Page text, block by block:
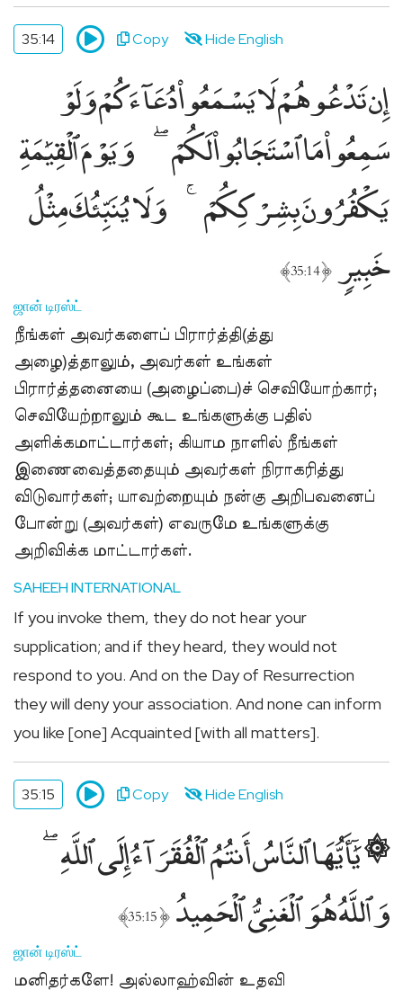
35:14 Copy Hide English
إِن تَدْعُوهُمْ لَا يَسْمَعُوا۟ دُعَآءَكُمْ وَلَوْ
سَمِعُوا۟ مَا ٱسْتَجَابُوا۟ لَكُمْ وَيَوْمَ ٱلْقِيَٰمَةِ
يَكْفُرُونَ بِشِرْكِكُمْ وَلَا يُنَبِّئُكَ مِثْلُ
خَبِيرٍۢ﴿35:14﴾
ஜான் டிரஸ்ட்
நீங்கள் அவர்களைப் பிரார்த்தி(த்து
அழை)த்தாலும், அவர்கள் உங்கள்
பிரார்த்தனையை (அழைப்பை)ச் செவியோற்கார்;
செவியேற்றாலும் கூட உங்களுக்கு பதில்
அளிக்கமாட்டார்கள்; கியாம நாளில் நீங்கள்
இணைவைத்ததையும் அவர்கள் நிராகரித்து
விடுவார்கள்; யாவற்றையும் நன்கு அறிபவனைப்
போன்று (அவர்கள்) எவருமே உங்களுக்கு
அறிவிக்க மாட்டார்கள்.
SAHEEH INTERNATIONAL
If you invoke them, they do not hear your
supplication; and if they heard, they would not
respond to you. And on the Day of Resurrection
they will deny your association. And none can inform
you like [one] Acquainted [with all matters].
35:15 Copy Hide English
۞ يَٰٓأَيُّهَا ٱلنَّاسُ أَنتُمُ ٱلْفُقَرَآءُ إِلَى ٱللَّهِ
وَٱللَّهُ هُوَ ٱلْغَنِىُّ ٱلْحَمِيدُ ﴿35:15﴾
ஜான் டிரஸ்ட்
மனிதர்களே! அல்லாஹ்வின் உதவி